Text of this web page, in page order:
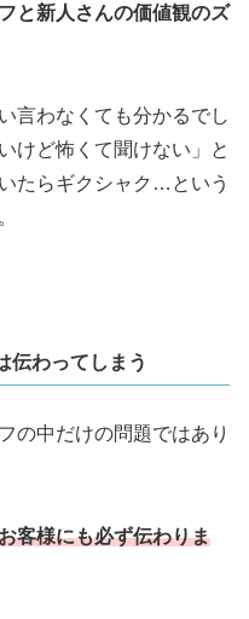
と新人さんの価値観のズ
言わなくても分かるでし
けど怖くて聞けない」と
たらギクシャク…という
伝わってしまう
の中だけの問題ではあり
客様にも必ず伝わりま